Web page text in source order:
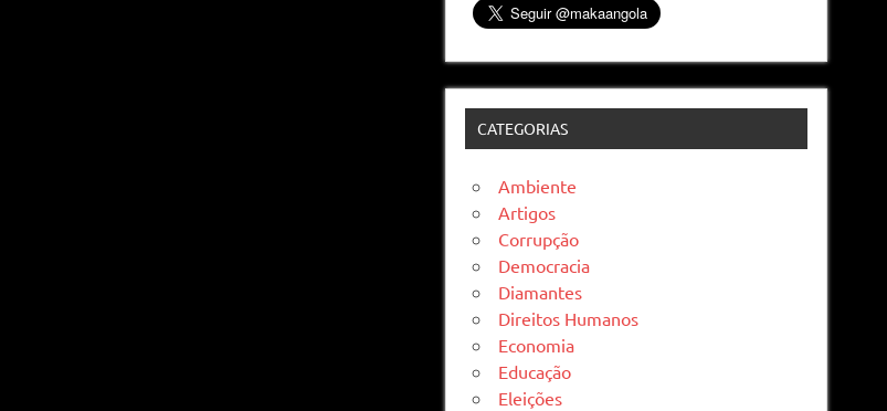
CATEGORIAS
Ambiente
Artigos
Corrupção
Democracia
Diamantes
Direitos Humanos
Economia
Educação
Eleições